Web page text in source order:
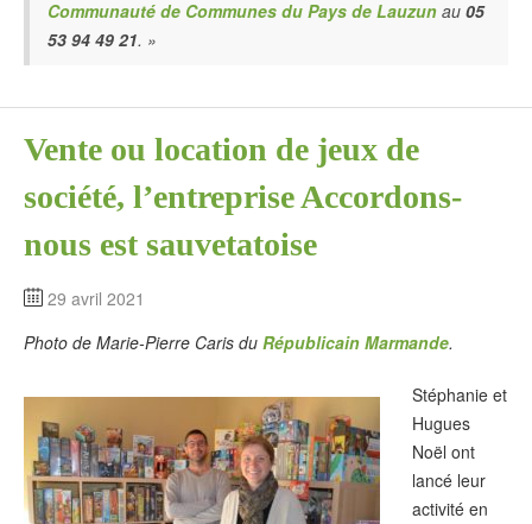
Communauté de Communes du Pays de Lauzun au 05
53 94 49 21. »
Vente ou location de jeux de
société, l’entreprise Accordons-
nous est sauvetatoise
29 avril 2021
Photo de Marie-Pierre Caris du Républicain Marmande.
Stéphanie et
Hugues
Noël ont
lancé leur
activité en